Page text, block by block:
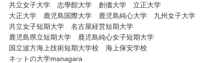
共立女子大学 志學館大学 創価大学 立正大学
大正大学 鹿児島国際大学 鹿児島純心大学 九州女子大学
共立女子短期大学 名古屋経営短期大学
鹿児島県立短期大学 鹿児島純心女子短期大学
国立波方海上技術短期大学校 海上保安学校
ネットの大学managara